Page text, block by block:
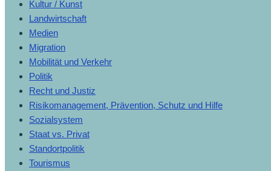
Kultur / Kunst
Landwirtschaft
Medien
Migration
Mobilität und Verkehr
Politik
Recht und Justiz
Risikomanagement, Prävention, Schutz und Hilfe
Sozialsystem
Staat vs. Privat
Standortpolitik
Tourismus